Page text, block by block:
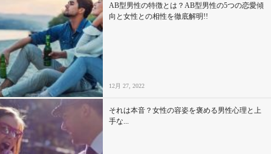
AB型男性の特徴とは？AB型男性の5つの恋愛傾
向と女性との相性を徹底解明!!
12月 27, 2022
それは本音？女性の容姿を褒める男性心理と上
手な...